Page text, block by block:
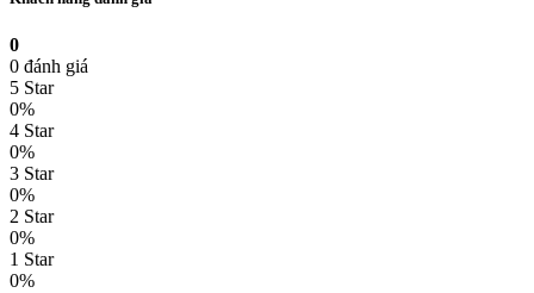
0
0 đánh giá
5 Star
0%
4 Star
0%
3 Star
0%
2 Star
0%
1 Star
0%